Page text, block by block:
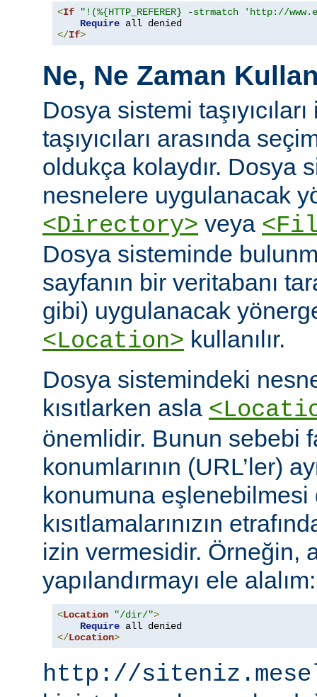
<If
"!(%{HTTP_REFERER} -strmatch 'http://
Require
</If>
Ne, Ne Zaman
Dosya sistemi
taşıyıcıları arasında
oldukça kolaydır. Dosya
nesnelere uygulanacak
<Directory> veya
Dosya sisteminde
sayfanın bir veritabanı
gibi) uygulanacak
<Location> kullanılır.
Dosya sistemindeki
kısıtlarken asla
önemlidir. Bunun sebebi
konumlarının (URL’ler)
konumuna eşlenebilmesi
kısıtlamalarınızın
izin vermesidir. Örneğin,
yapılandırmayı ele alalım:
<Location "/dir/">
Require
</Location>
http://